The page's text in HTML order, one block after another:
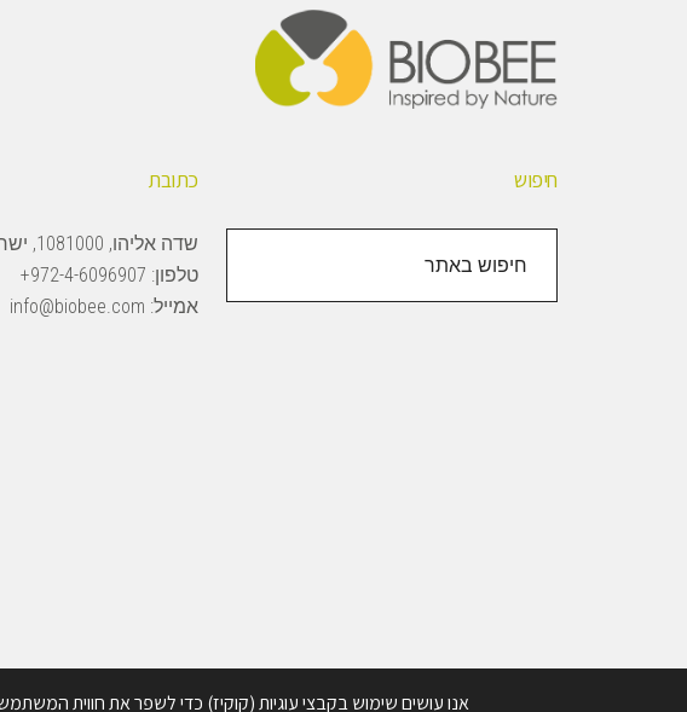
כתובת
שדה אליהו, 1081000, ישראל
טלפון: 972-4-6096907+
אמייל: info@biobee.com
חיפוש
באתר
Copyright © 2026 · BioBee Ltd.